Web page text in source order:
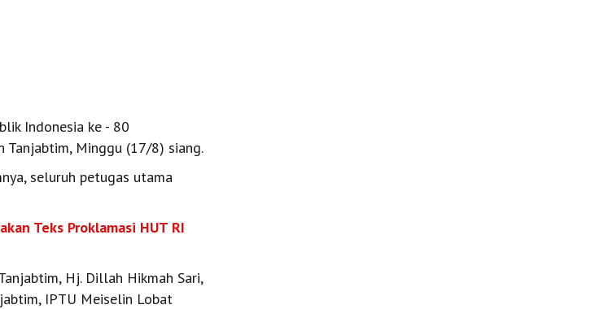
Indonesia ke - 80
Tanjabtim, Minggu (17/8) siang.
seluruh petugas utama
Teks Proklamasi HUT RI
Hj. Dillah Hikmah Sari,
IPTU Meiselin Lobat